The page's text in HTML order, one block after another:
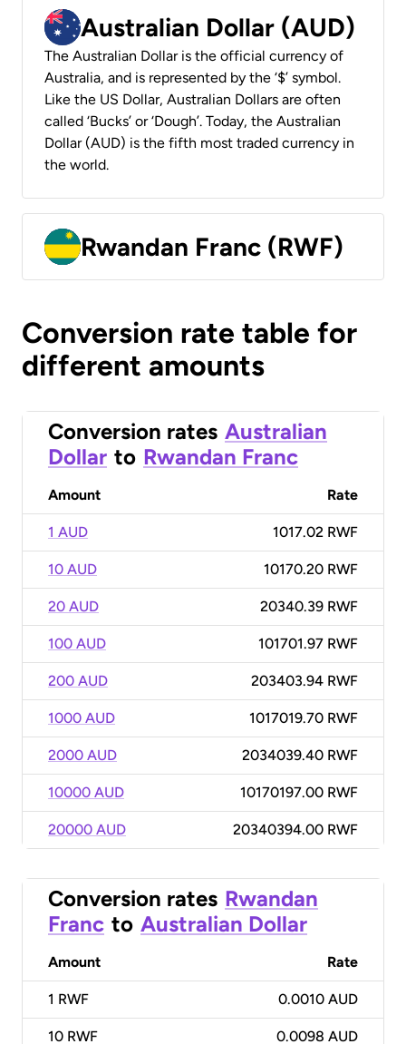
Australian Dollar (AUD)
The Australian Dollar is the official currency of
Australia, and is represented by the ‘$’ symbol.
Like the US Dollar, Australian Dollars are often
called ‘Bucks’ or ‘Dough’. Today, the Australian
Dollar (AUD) is the fifth most traded currency in
the world.
Rwandan Franc (RWF)
Conversion rate table for
different amounts
Conversion rates Australian
Dollar to Rwandan Franc
Amount Rate
1 AUD 1017.02 RWF
10 AUD 10170.20 RWF
20 AUD 20340.39 RWF
100 AUD 101701.97 RWF
200 AUD 203403.94 RWF
1000 AUD 1017019.70 RWF
2000 AUD 2034039.40 RWF
10000 AUD 10170197.00 RWF
20000 AUD 20340394.00 RWF
Conversion rates Rwandan
Franc to Australian Dollar
Amount Rate
1 RWF 0.0010 AUD
10 RWF 0.0098 AUD